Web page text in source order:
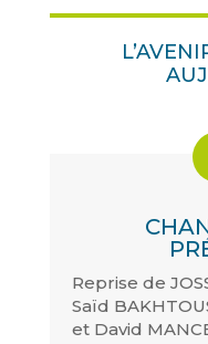
Reprise de
Saïd
et David